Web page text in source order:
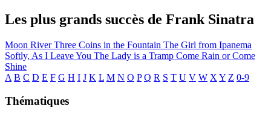
Les plus grands succès de Frank Sinatra
Moon RiverThree Coins in the Fountain The Girl from Ipanema
Softly, As I Leave You The Lady is a Tramp Come Rain or Come
Shine
A B C D E F G H I J K L M N O P Q R S T U V W X Y Z 0-9
Thématiques